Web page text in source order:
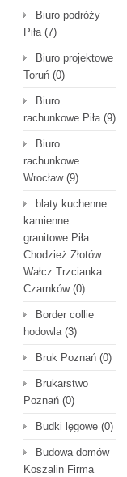
Biuro podróży
Piła(7)
Biuro projektowe
Toruń (0)
Biuro
rachunkowe Piła(9)
Biuro
rachunkowe
Wrocław(9)
blaty kuchenne
kamienne
granitowe Piła
Chodzież Złotów
Wałcz Trzcianka
Czarnków(0)
Border collie
hodowla(3)
Bruk Poznań (0)
Brukarstwo
Poznań (0)
Budki lęgowe (0)
Budowa domów
Koszalin Firma